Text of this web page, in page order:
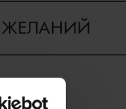
ЖЕЛАНИЙ